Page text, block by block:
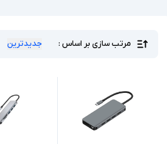
مرتب سازی بر اساس : جدیدترین